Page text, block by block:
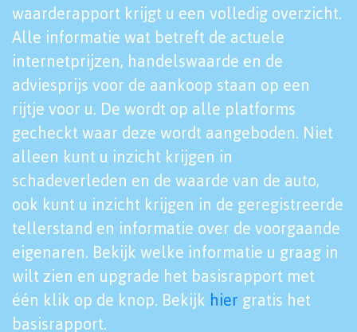
waarderapport krijgt u een volledig overzicht.
Alle informatie wat betreft de actuele
internetprijzen, handelswaarde en de
adviesprijs voor de aankoop staan op een
rijtje voor u. De wordt op alle platforms
gecheckt waar deze wordt aangeboden. Niet
alleen kunt u inzicht krijgen in
schadeverleden en de waarde van de auto,
ook kunt u inzicht krijgen in de geregistreerde
tellerstand en informatie over de voorgaande
eigenaren. Bekijk welke informatie u graag in
wilt zien en upgrade het basisrapport met
één klik op de knop. Bekijk hier gratis het
basisrapport.